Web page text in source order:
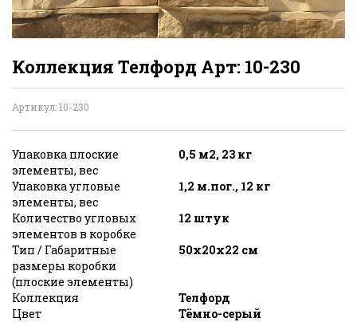
Коллекция Телфорд Арт: 10-230
Артикул: 10-230
Упаковка плоские
элементы, вес
0,5 м2, 23 кг
Упаковка угловые
элементы, вес
1,2 м.пог., 12 кг
Количество угловых
элементов в коробке
12 штук
Тип / Габаритные
размеры коробки
(плоские элементы)
50х20х22 см
Коллекция
Телфорд
Цвет
Тёмно-серый